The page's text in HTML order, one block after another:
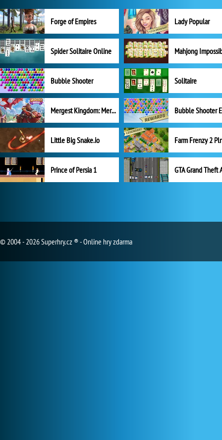
Forge of Empires Lady Popular
Spider Solitaire Online Mahjong
Bubble Shooter Solitaire
Mergest Kingdom: Merge Puzzle
Little Big Snake.io
Prince of Persia 1 GTA Grand Theft
© 2004 - 2026 Superhry.cz ® - Online hry zdarma